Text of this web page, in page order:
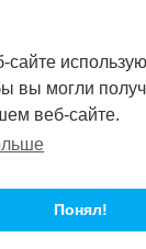
сайте
вы могли
веб-сайте.
Понял!
никаких
права защищены.